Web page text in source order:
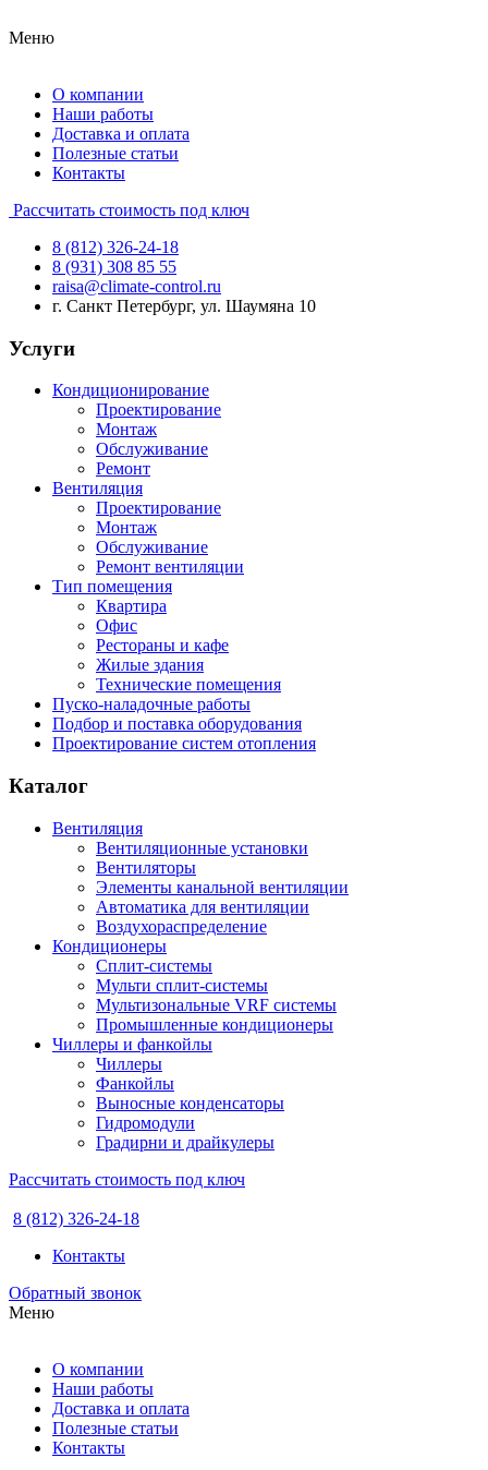
Меню
О компании
Наши работы
Доставка и оплата
Полезные статьи
Контакты
Рассчитать стоимость под ключ
8 (812) 326-24-18
8 (931) 308 85 55
raisa@climate-control.ru
г. Санкт Петербург, ул. Шаумяна 10
Услуги
Кондиционирование
Проектирование
Монтаж
Обслуживание
Ремонт
Вентиляция
Проектирование
Монтаж
Обслуживание
Ремонт вентиляции
Тип помещения
Квартира
Офис
Рестораны и кафе
Жилые здания
Технические помещения
Пуско-наладочные работы
Подбор и поставка оборудования
Проектирование систем отопления
Каталог
Вентиляция
Вентиляционные установки
Вентиляторы
Элементы канальной вентиляции
Автоматика для вентиляции
Воздухораспределение
Кондиционеры
Сплит-системы
Мульти сплит-системы
Мультизональные VRF системы
Промышленные кондиционеры
Чиллеры и фанкойлы
Чиллеры
Фанкойлы
Выносные конденсаторы
Гидромодули
Градирни и драйкулеры
Рассчитать стоимость под ключ
8 (812) 326-24-18
Контакты
Обратный звонок
Меню
О компании
Наши работы
Доставка и оплата
Полезные статьи
Контакты